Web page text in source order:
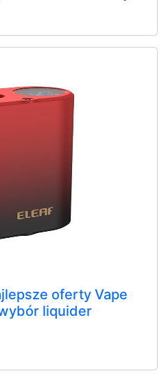
oferty Vape
liquider